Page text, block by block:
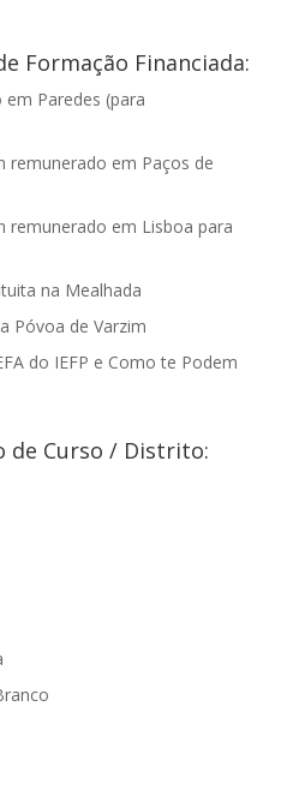
Formação Financiada:
em Paredes (para
remunerado em Paços de
remunerado em Lisboa para
na Mealhada
Póvoa de Varzim
do IEFP e Como te Podem
de Curso / Distrito: